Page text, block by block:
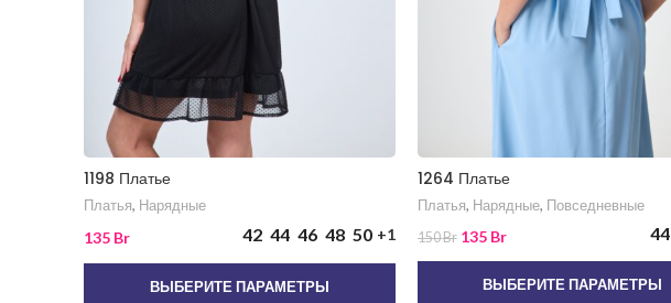
1198 Платье
Платья, Нарядные
135 Br 42 44 46 48 50 +1
ВЫБЕРИТЕ ПАРАМЕТРЫ
1264 Платье
Платья, Нарядные, Повседневные
150Br 135 Br 44
ВЫБЕРИТЕ ПАРАМЕТРЫ